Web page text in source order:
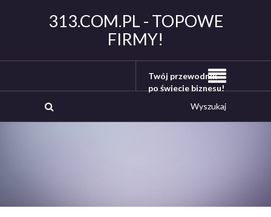
313.COM.PL - TOPOWE
FIRMY!
Twój przewodnik
po świecie biznesu!